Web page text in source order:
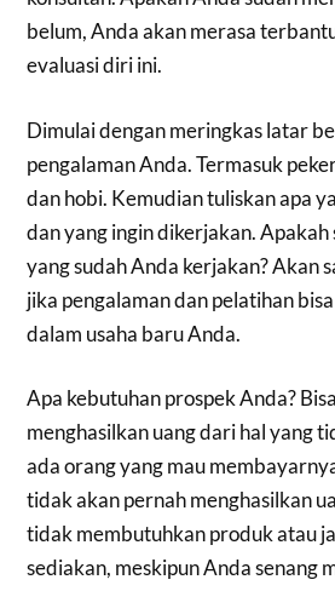
belum, Anda akan merasa
evaluasi diri ini.
Dimulai dengan meringkas latar
pengalaman Anda. Termasuk
dan hobi. Kemudian tuliskan apa
dan yang ingin dikerjakan. Apakah
yang sudah Anda kerjakan? Akan
jika pengalaman dan pelatihan
dalam usaha baru Anda.
Apa kebutuhan prospek Anda?
menghasilkan uang dari hal yang
ada orang yang mau
tidak akan pernah menghasilkan
tidak membutuhkan produk atau
sediakan, meskipun Anda senang